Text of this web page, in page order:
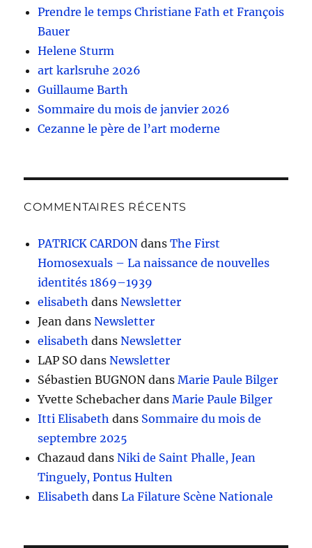
Prendre le temps Christiane Fath et François
Bauer
Helene Sturm
art karlsruhe 2026
Guillaume Barth
Sommaire du mois de janvier 2026
Cezanne le père de l’art moderne
COMMENTAIRES RÉCENTS
PATRICK CARDON dansThe First
Homosexuals – La naissance de nouvelles
identités 1869–1939
elisabeth dansNewsletter
Jean dansNewsletter
elisabeth dansNewsletter
LAP SO dansNewsletter
Sébastien BUGNON dansMarie Paule Bilger
Yvette Schebacher dansMarie Paule Bilger
Itti Elisabeth dans Sommaire du mois de
septembre 2025
Chazaud dansNiki de Saint Phalle, Jean
Tinguely, Pontus Hulten
Elisabeth dansLa Filature Scène Nationale